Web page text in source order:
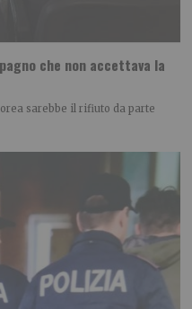
che non accettava la
sarebbe il rifiuto da parte